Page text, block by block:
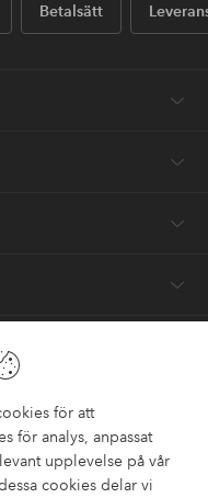
för att
för analys, anpassat
upplevelse på vår
cookies delar vi
Betalsätt